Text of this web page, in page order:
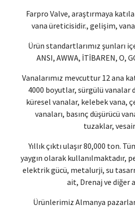
Farpro Valve, araştırmaya
vana üreticisidir., gelişim,
Ürün standartlarımız şunları
ANSI, AWWA, İTİBAREN, O,
Vanalarımız mevcuttur 12 ana
4000 boyutlar, sürgülü vanalar
küresel vanalar, kelebek vana,
vanaları, basınç düşürücü
tuzaklar,
Yıllık çıktı ulaşır 80,000 ton.
yaygın olarak kullanılmaktadır,
elektrik gücü, metalurji, su
ait, Drenaj ve diğer
Ürünlerimiz Almanya